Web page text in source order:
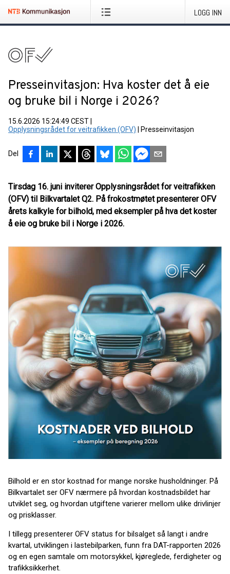
LOGG INN
Presseinvitasjon: Hva koster det å eie
og bruke bil i Norge i 2026?
15.6.2026 15:24:49 CEST
Opplysningsrådet for veitrafikken (OFV)
Presseinvitasjon
Del
Tirsdag 16. juni inviterer Opplysningsrådet for veitrafikken
(OFV) til Bilkvartalet Q2. På frokostmøtet presenterer OFV
årets kalkyle for bilhold, med eksempler på hva det koster
å eie og bruke bil i Norge i 2026.
Bilhold er en stor kostnad for mange norske husholdninger. På
Bilkvartalet ser OFV nærmere på hvordan kostnadsbildet har
utviklet seg, og hvordan utgiftene varierer mellom ulike drivlinjer
og prisklasser.
I tillegg presenterer OFV status for bilsalget så langt i andre
kvartal, utviklingen i lastebilparken, funn fra DAT-rapporten 2026
og en egen samtale om motorsykkel, kjøreglede, ferdigheter og
trafikksikkerhet.